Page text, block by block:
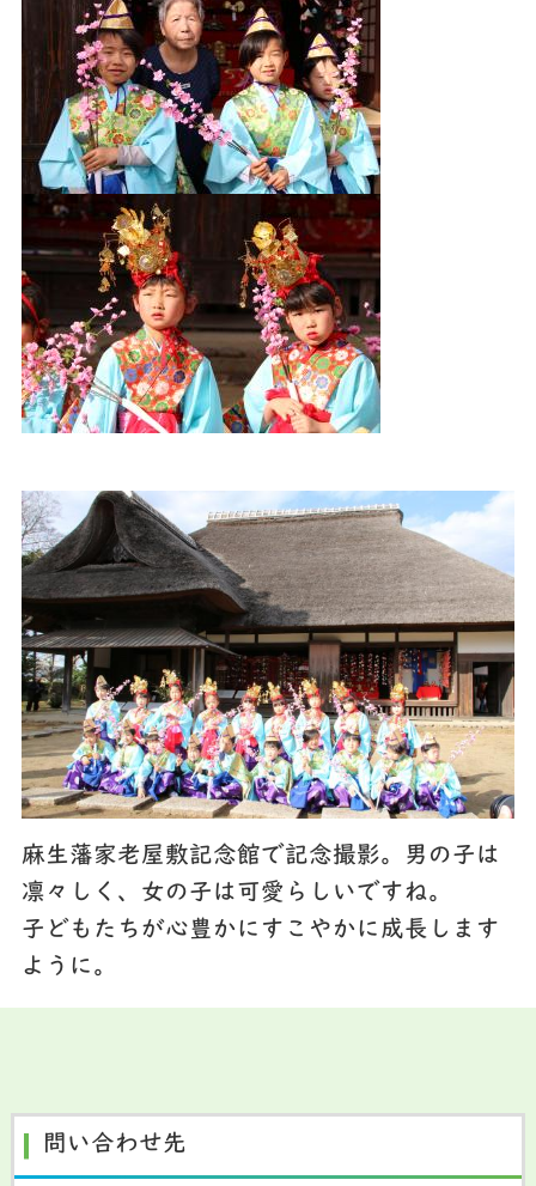
麻生藩家老屋敷記念館で記念撮影。男の子は
凛々しく、女の子は可愛らしいですね。
子どもたちが心豊かにすこやかに成長します
ように。
問い合わせ先